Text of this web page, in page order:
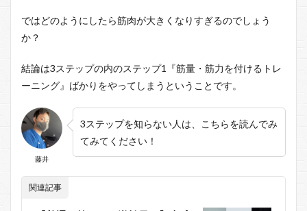
ではどのようにしたら筋肉が大きくなりすぎるのでしょう
か？
結論は3ステップの内のステップ1『筋量・筋力を付けるトレ
ーニング』ばかりをやってしまうということです。
藤井
3ステップを知らない人は、こちらを読んでみ
てみてください！
関連記事